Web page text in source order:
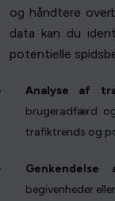
og håndtere
data kan du
potentielle
Analyse af
brugeradfærd
trafiktrends og
Genkendelse
begivenheder